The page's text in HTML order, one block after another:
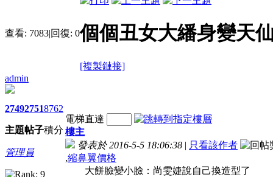
查看: 7083|回復: 0個個丑女大繙身變天
[複製鏈接]
admin
2749
主題
2751
帖子
8762
積分
管理員
電梯直達
樓主
發表於 2016-5-5 18:06:38 | 只看該作者
,縮鼻翼價格
大餅臉變小臉：尚雯婕說自己換造型了